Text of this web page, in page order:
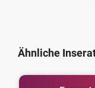
Ähnliche